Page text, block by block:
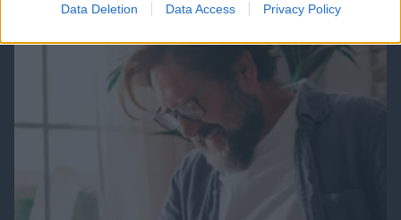
Data Deletion Data Access Privacy Policy